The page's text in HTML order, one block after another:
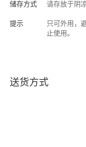
储存方式 请存放于阴
提示
只可外用，
止使用。
送货方式
1. 送货到府（受卫生署条例规